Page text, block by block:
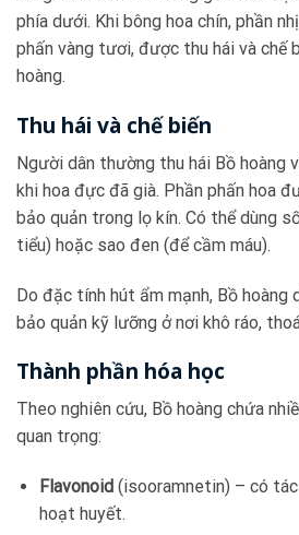
phía dưới. Khi bông hoa chín, phần
phấn vàng tươi, được thu hái và chế
hoàng.
Thu hái và chế biến
Người dân thường thu hái Bồ hoàng
khi hoa đực đã già. Phần phấn hoa
bảo quản trong lọ kín. Có thể dùng
tiểu) hoặc sao đen (để cầm máu).
Do đặc tính hút ẩm mạnh, Bồ hoàng
bảo quản kỹ lưỡng ở nơi khô ráo,
Thành phần hóa học
Theo nghiên cứu, Bồ hoàng chứa
quan trọng:
Flavonoid(isooramnetin) – có tác
hoạt huyết.